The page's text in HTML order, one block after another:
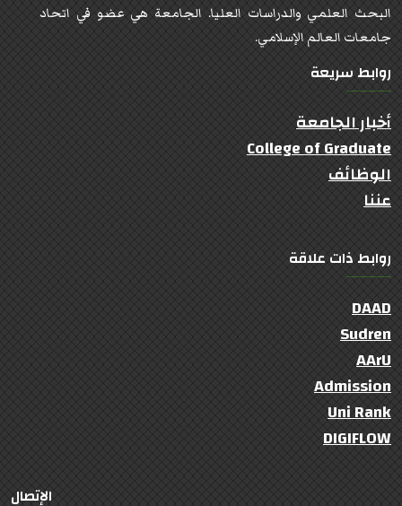
البحث العلمي والدراسات العليا. الجامعة هي عضو في اتحاد
جامعات العالم الإسلامي.
روابط سريعة
أخبار الجامعة
College of Graduate
الوظائف
عننا
روابط ذات علاقة
DAAD
Sudren
AArU
Admission
Uni Rank
DIGIFLOW
الإتصال